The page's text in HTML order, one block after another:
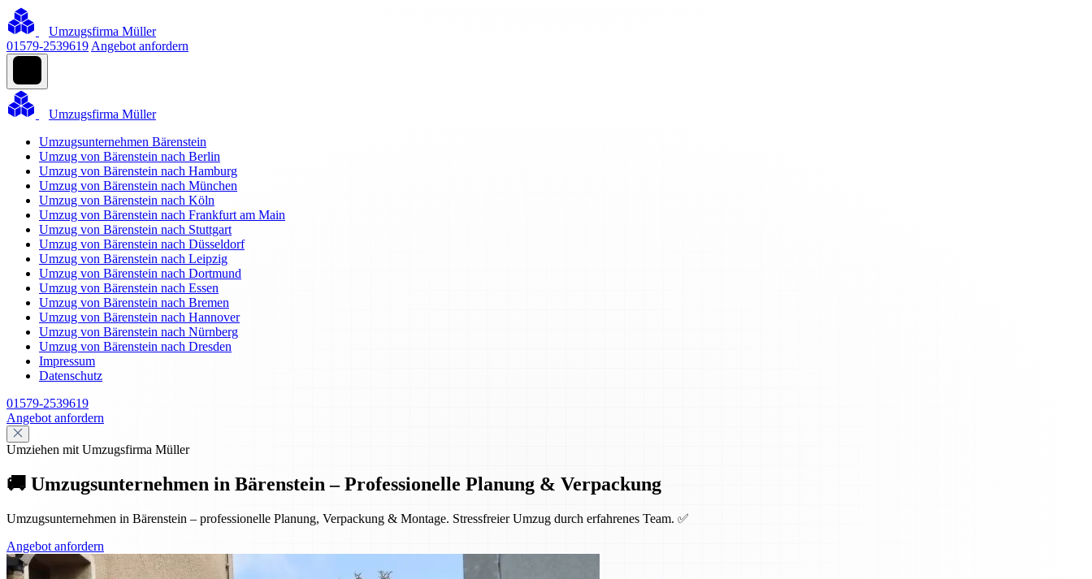
Umzugsfirma Müller
01579-2539619 Angebot anfordern
Umzugsfirma Müller
Umzugsunternehmen Bärenstein
Umzug von Bärenstein nach Berlin
Umzug von Bärenstein nach Hamburg
Umzug von Bärenstein nach München
Umzug von Bärenstein nach Köln
Umzug von Bärenstein nach Frankfurt am Main
Umzug von Bärenstein nach Stuttgart
Umzug von Bärenstein nach Düsseldorf
Umzug von Bärenstein nach Leipzig
Umzug von Bärenstein nach Dortmund
Umzug von Bärenstein nach Essen
Umzug von Bärenstein nach Bremen
Umzug von Bärenstein nach Hannover
Umzug von Bärenstein nach Nürnberg
Umzug von Bärenstein nach Dresden
Impressum
Datenschutz
01579-2539619
Angebot anfordern
Umziehen mit Umzugsfirma Müller
🚚 Umzugsunternehmen in Bärenstein – Professionelle Planung & Verpackung
Umzugsunternehmen in Bärenstein – professionelle Planung, Verpackung & Montage. Stressfreier Umzug durch erfahrenes Team. ✅
Angebot anfordern